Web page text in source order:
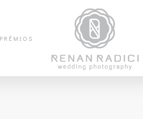
PRÊMIOS